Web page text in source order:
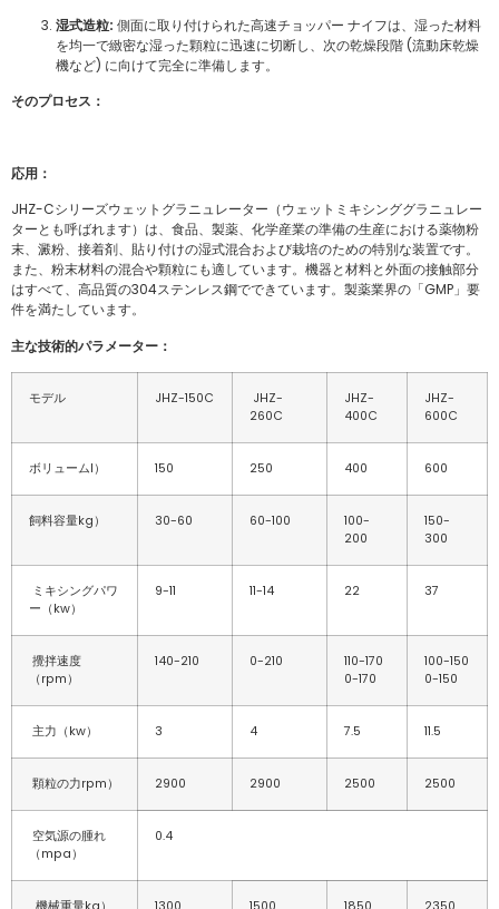
湿式造粒: 側面に取り付けられた高速チョッパー ナイフは、湿った材料
を均一で緻密な湿った顆粒に迅速に切断し、次の乾燥段階 (流動床乾燥
機など) に向けて完全に準備します。
そのプロセス：
応用：
JHZ-Cシリーズウェットグラニュレーター（ウェットミキシンググラニュレー
ターとも呼ばれます）は、食品、製薬、化学産業の準備の生産における薬物粉
末、澱粉、接着剤、貼り付けの湿式混合および栽培のための特別な装置です。
また、粉末材料の混合や顆粒にも適しています。機器と材料と外面の接触部分
はすべて、高品質の304ステンレス鋼でできています。製薬業界の「GMP」要
件を満たしています。
主な技術的パラメーター：
モデル JHZ-150C
JHZ-
260C
JHZ-
400C
JHZ-
600C
ボリュームl） 150 250 400 600
飼料容量kg） 30-60 60-100
100-
200
150-
300
ミキシングパワ
ー（kw）
9-11 11-14 22 37
攪拌速度
（rpm）
140-210 0-210
110-170
0-170
100-150
0-150
主力（kw） 3 4 7.5 11.5
顆粒の力rpm） 2900 2900 2500 2500
空気源の腫れ
（mpa）
0.4